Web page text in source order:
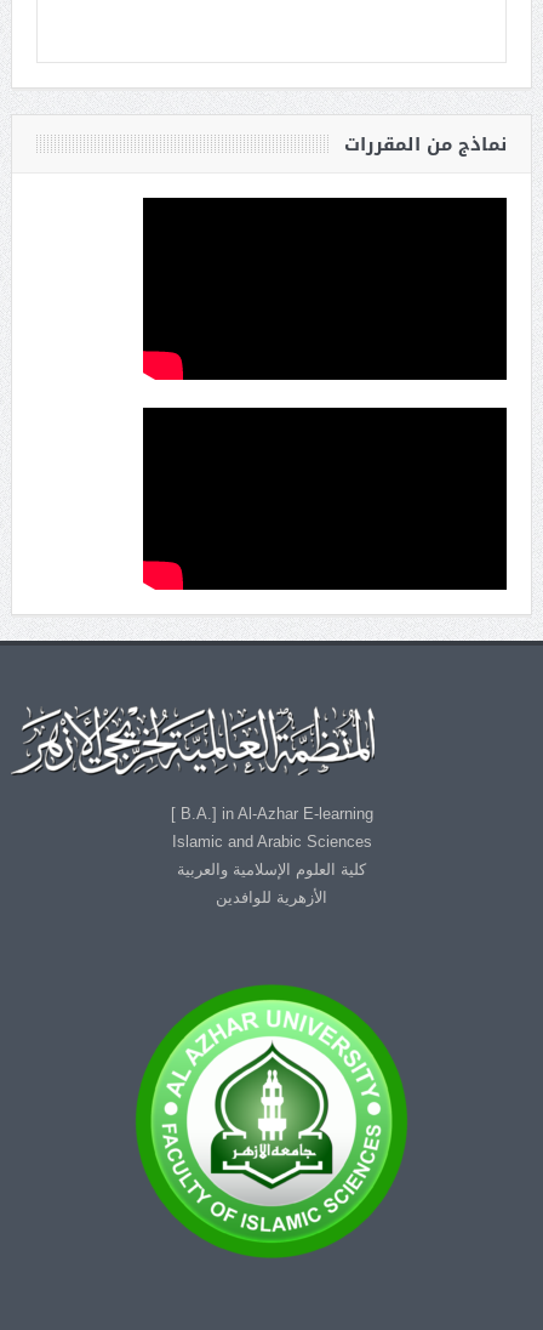
نماذج من المقررات
B.A.] in Al-Azhar E-learning ]
Islamic and Arabic Sciences
كلية العلوم الإسلامية والعربية
الأزهرية للوافدين